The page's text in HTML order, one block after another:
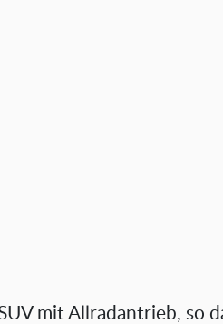
mit Allradantrieb, so